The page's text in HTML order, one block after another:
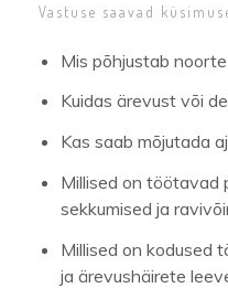
Vastuse saavad
Mis põhjustab
Kuidas ärevust või
Kas saab mõjutada
Millised on töötavad
sekkumised ja
Millised on kodused
ja ärevushäirete